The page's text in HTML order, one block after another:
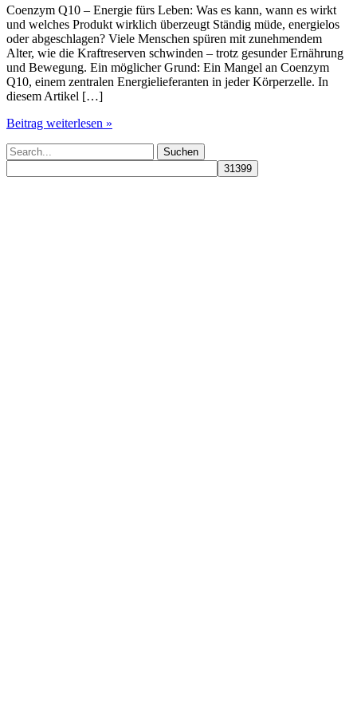
Coenzym Q10 – Energie fürs Leben: Was es kann, wann es wirkt
und welches Produkt wirklich überzeugt Ständig müde, energielos
oder abgeschlagen? Viele Menschen spüren mit zunehmendem
Alter, wie die Kraftreserven schwinden – trotz gesunder Ernährung
und Bewegung. Ein möglicher Grund: Ein Mangel an Coenzym
Q10, einem zentralen Energielieferanten in jeder Körperzelle. In
diesem Artikel […]
Coenzym
–
Energie
fürs
Beitrag weiterlesen »
Suchen
nach: